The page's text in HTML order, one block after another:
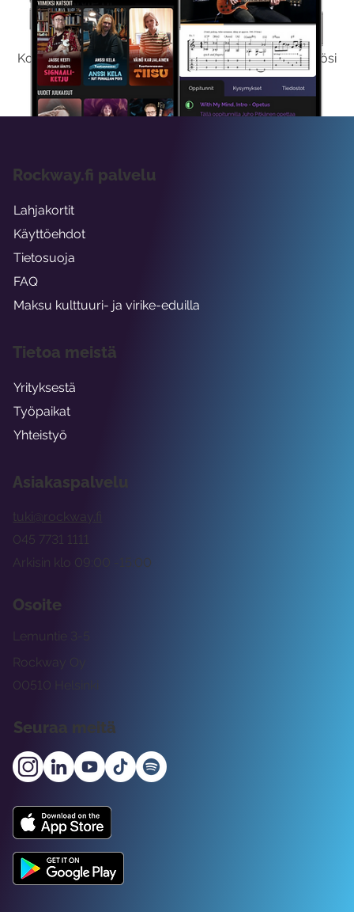
Kokeile Ilmaiseksi
Kokeilemalla ilmaiseksi saat koko sisältömme käyttöösi
viikon ajaksi.
Asiakaspalvelu
tuki@rockway.fi
Arkisin klo 09:00 -15:00
045 7731 1111
Osoite
Rockway Oy
Lemuntie 3-5
00510 Helsinki
Seuraa meitä
Rockway.fi palvelu
Lahjakortit
Käyttöehdot
Tietosuoja
FAQ
Maksu kulttuuri- ja virike-eduilla
Tietoa meistä
Yrityksestä
Työpaikat
Yhteistyö